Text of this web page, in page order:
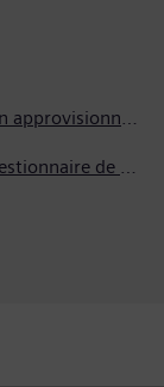
Commodity Manager / Spécialiste senior en approvisionnement
Pre-Construction Commodity Manager / Gestionnaire de produits avant la construction